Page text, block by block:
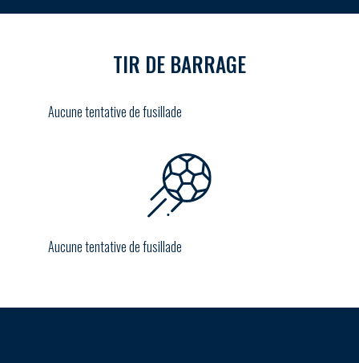
TIR DE BARRAGE
Aucune tentative de fusillade
Aucune tentative de fusillade